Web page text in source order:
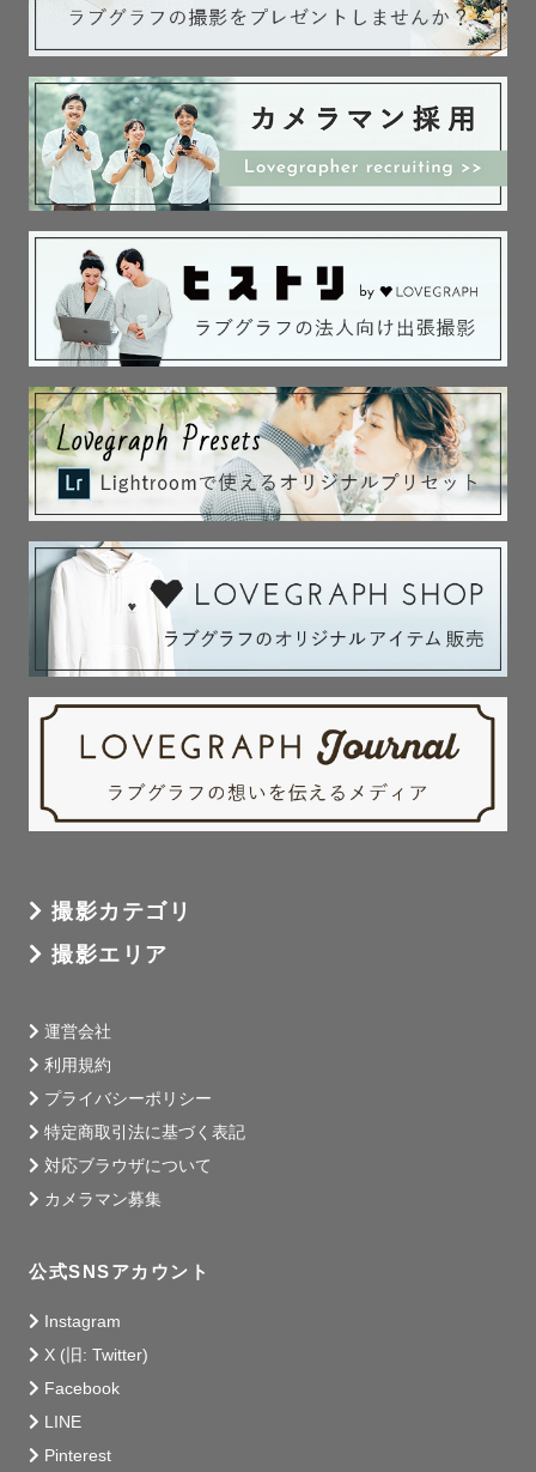
撮影カテゴリ
撮影エリア
運営会社
利用規約
プライバシーポリシー
特定商取引法に基づく表記
対応ブラウザについて
カメラマン募集
公式SNSアカウント
Instagram
X (旧: Twitter)
Facebook
LINE
Pinterest